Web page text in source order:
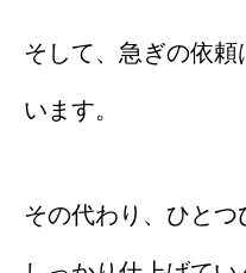
そして、急ぎの依
います。
その代わり、ひとつ